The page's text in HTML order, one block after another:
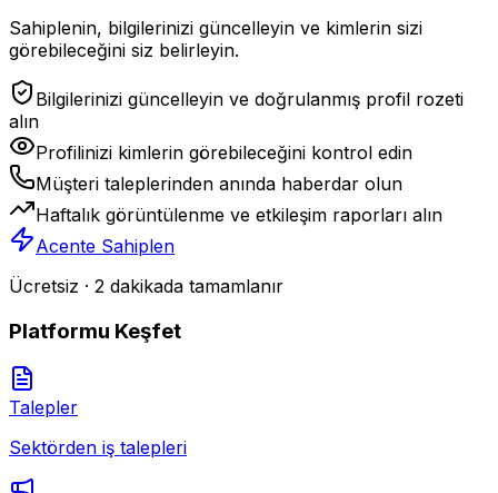
Sahiplenin, bilgilerinizi güncelleyin ve kimlerin sizi
görebileceğini siz belirleyin.
Bilgilerinizi güncelleyin ve doğrulanmış profil rozeti
alın
Profilinizi kimlerin görebileceğini kontrol edin
Müşteri taleplerinden anında haberdar olun
Haftalık görüntülenme ve etkileşim raporları alın
Acente Sahiplen
Ücretsiz · 2 dakikada tamamlanır
Platformu Keşfet
Talepler
Sektörden iş talepleri